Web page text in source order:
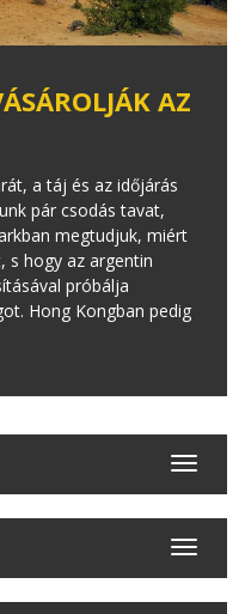
AZ
a táj és az időjárás
pár csodás tavat,
megtudjuk, miért
s hogy az argentin
próbálja
Hong Kongban pedig
Toggle
Toggle